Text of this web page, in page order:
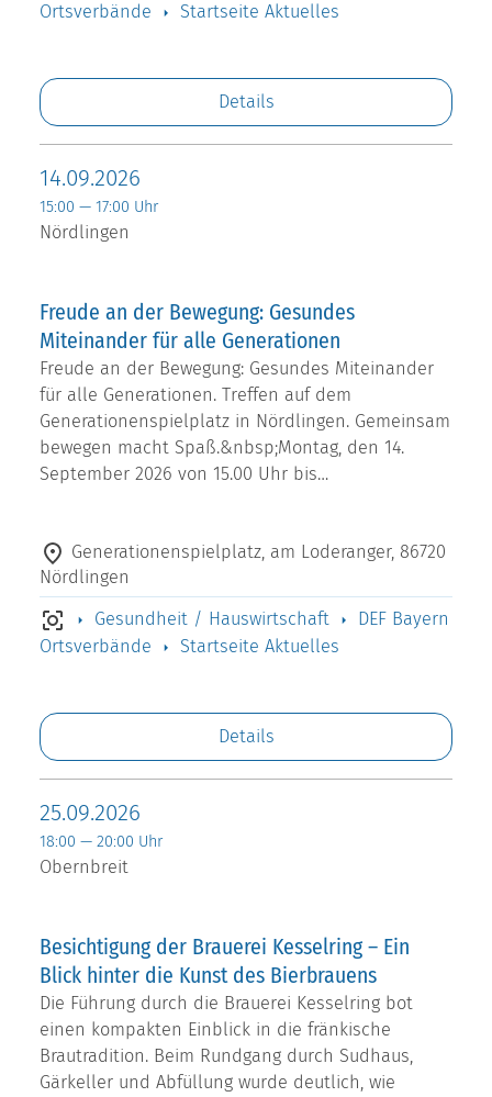
Ortsverbände Startseite Aktuelles
Details
14.09.2026
15:00 — 17:00 Uhr
Nördlingen
Freude an der Bewegung: Gesundes
Miteinander für alle Generationen
Freude an der Bewegung: Gesundes Miteinander
für alle Generationen. Treffen auf dem
Generationenspielplatz in Nördlingen. Gemeinsam
bewegen macht Spaß.&nbsp;Montag, den 14.
September 2026 von 15.00 Uhr bis…
Generationenspielplatz, am Loderanger, 86720
Nördlingen
Gesundheit / Hauswirtschaft
DEF Bayern
Ortsverbände
Startseite Aktuelles
Details
25.09.2026
18:00 — 20:00 Uhr
Obernbreit
Besichtigung der Brauerei Kesselring – Ein
Blick hinter die Kunst des Bierbrauens
Die Führung durch die Brauerei Kesselring bot
einen kompakten Einblick in die fränkische
Brautradition. Beim Rundgang durch Sudhaus,
Gärkeller und Abfüllung wurde deutlich, wie